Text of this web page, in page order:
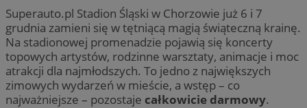
Superauto.pl Stadion Śląski w Chorzowie już 6 i 7
grudnia zamieni się w tętniącą magią świąteczną krainę.
Na stadionowej promenadzie pojawią się koncerty
topowych artystów, rodzinne warsztaty, animacje i moc
atrakcji dla najmłodszych. To jedno z największych
zimowych wydarzeń w mieście, a wstęp – co
najważniejsze – pozostaje całkowicie darmowy.